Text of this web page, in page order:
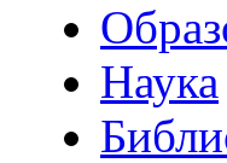
Наука